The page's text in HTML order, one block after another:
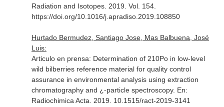
Radiation and Isotopes. 2019. Vol. 154.
https://doi.org/10.1016/j.apradiso.2019.108850
Hurtado Bermudez, Santiago Jose, Mas Balbuena, José
Luis:
Articulo en prensa: Determination of 210Po in low-level
wild bilberries reference material for quality control
assurance in environmental analysis using extraction
chromatography and ¿-particle spectroscopy. En:
Radiochimica Acta . 2019. 10.1515/ract-2019-3141